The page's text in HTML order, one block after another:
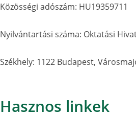
Közösségi adószám: HU19359711
Nyilvántartási száma: Oktatási
Székhely: 1122 Budapest,
Hasznos linkek